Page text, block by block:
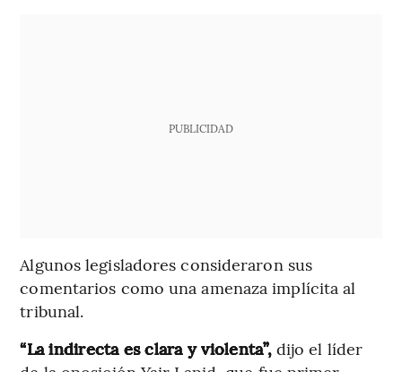
PUBLICIDAD
Algunos legisladores consideraron sus
comentarios como una amenaza implícita al
tribunal.
“La indirecta es clara y violenta”,dijo el líder